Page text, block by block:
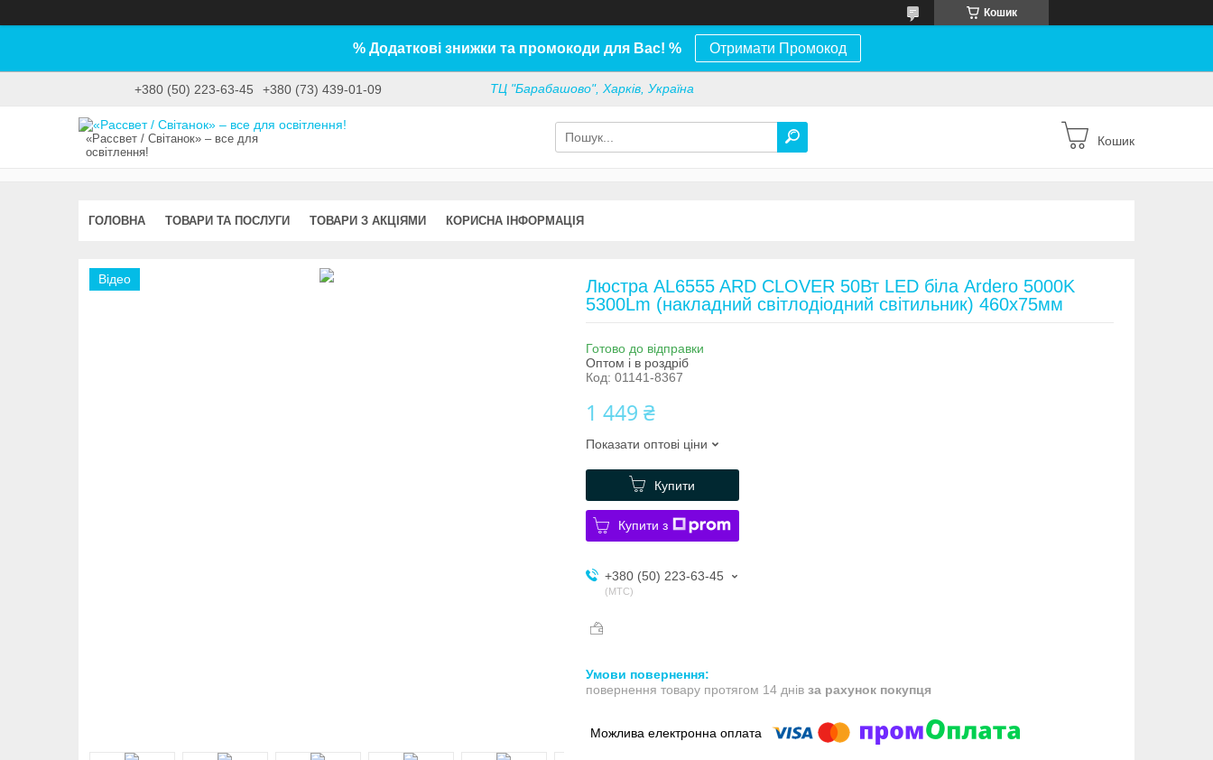
Кошик
% Додаткові знижки та промокоди для Вас! % Отримати Промокод
+380 (50) 223-63-45 +380 (73) 439-01-09 ТЦ "Барабашово", Харків, Україна
«Рассвет / Світанок» – все для
освітлення!
Кошик
ГОЛОВНА ТОВАРИ ТА ПОСЛУГИ ТОВАРИ З АКЦІЯМИ КОРИСНА ІНФОРМАЦІЯ
Відео
Люстра AL6555 ARD CLOVER 50Вт LED біла Ardero 5000K
5300Lm (накладний cвітлодіодний світильник) 460х75мм
Готово до відправки
Оптом і в роздріб
Код: 01141-8367
1 449 ₴
Показати оптові ціни
Купити
Купити з
+380 (50) 223-63-45
МТС
повернення товару протягом 14 днів за рахунок покупця